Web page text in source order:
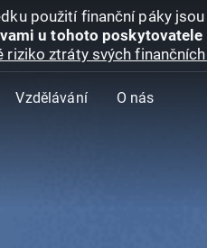
použití finanční páky
u tohoto
riziko ztráty svých
Vzdělávání O nás